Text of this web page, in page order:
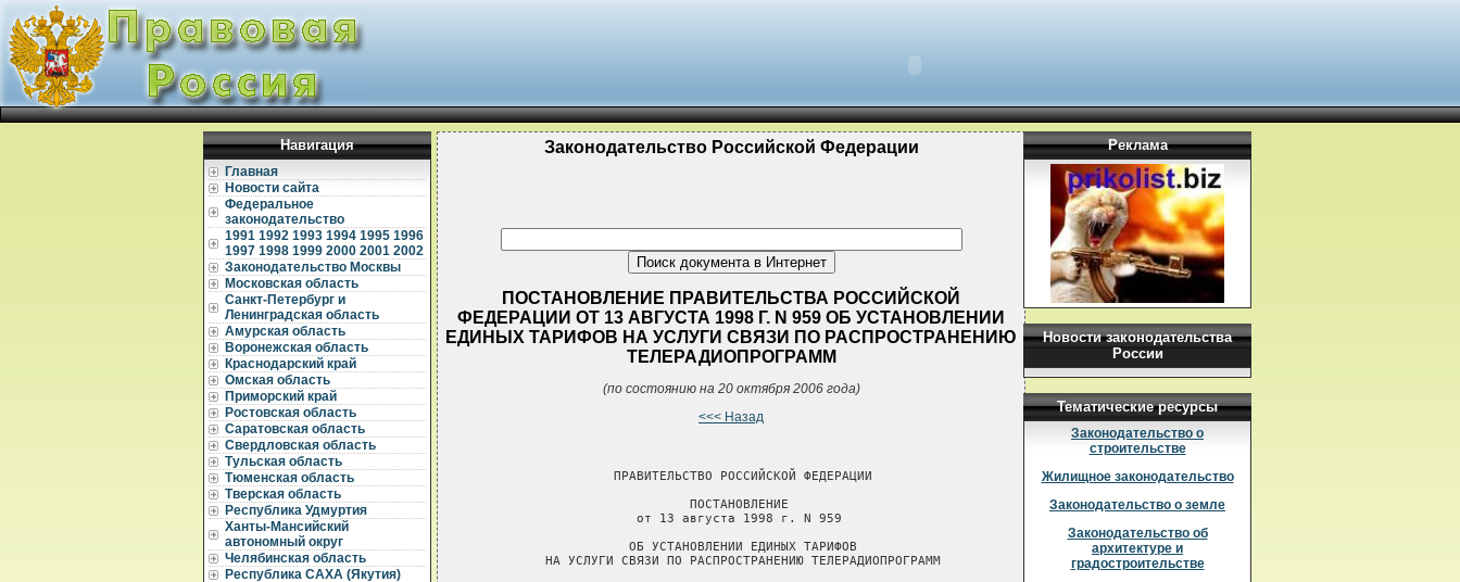
Навигация
Главная
Новости сайта
Федеральное
законодательство
1991 1992 1993 1994 1995 1996
1997 1998 1999 2000 2001 2002
Законодательство Москвы
Московская область
Санкт-Петербург и
Ленинградская область
Амурская область
Воронежская область
Краснодарский край
Омская область
Приморский край
Ростовская область
Саратовская область
Свердловская область
Тульская область
Тюменская область
Тверская область
Республика Удмуртия
Ханты-Мансийский
автономный округ
Челябинская область
Республика САХА (Якутия)
Законодательство Российской Федерации
ПОСТАНОВЛЕНИЕ ПРАВИТЕЛЬСТВА РОССИЙСКОЙ
ФЕДЕРАЦИИ ОТ 13 АВГУСТА 1998 Г. N 959 ОБ УСТАНОВЛЕНИИ
ЕДИНЫХ ТАРИФОВ НА УСЛУГИ СВЯЗИ ПО РАСПРОСТРАНЕНИЮ
ТЕЛЕРАДИОПРОГРАММ
(по состоянию на 20 октября 2006 года)
<<< Назад
                   ПРАВИТЕЛЬСТВО РОССИЙСКОЙ ФЕДЕРАЦИИ
                             ПОСТАНОВЛЕНИЕ
                      от 13 августа 1998 г. N 959
                     ОБ УСТАНОВЛЕНИИ ЕДИНЫХ ТАРИФОВ
          НА УСЛУГИ СВЯЗИ ПО РАСПРОСТРАНЕНИЮ ТЕЛЕРАДИОПРОГРАММ
Реклама
Новости законодательства
России
Тематические ресурсы
Законодательство о
строительстве
Жилищное законодательство
Законодательство о земле
Законодательство об
архитектуре и
градостроительстве